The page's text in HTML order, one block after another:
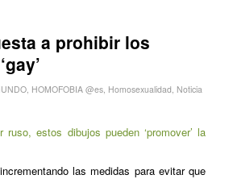
a prohibir los
, HOMOFOBIA @es, Homosexualidad, Noticia
ruso, estos dibujos pueden ‘promover’ la
las medidas para evitar que